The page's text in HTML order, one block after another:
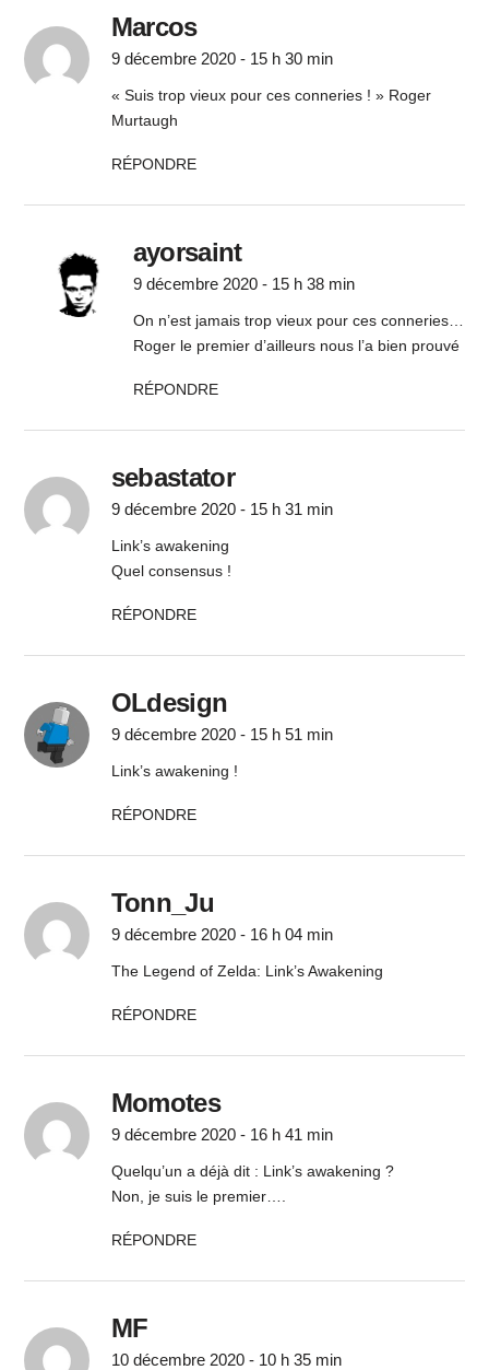
Marcos
9 décembre 2020 - 15 h 30 min
« Suis trop vieux pour ces conneries ! » Roger
Murtaugh
RÉPONDRE
ayorsaint
9 décembre 2020 - 15 h 38 min
On n’est jamais trop vieux pour ces conneries…
Roger le premier d’ailleurs nous l’a bien prouvé
RÉPONDRE
sebastator
9 décembre 2020 - 15 h 31 min
Link’s awakening
Quel consensus !
RÉPONDRE
OLdesign
9 décembre 2020 - 15 h 51 min
Link’s awakening !
RÉPONDRE
Tonn_Ju
9 décembre 2020 - 16 h 04 min
The Legend of Zelda: Link’s Awakening
RÉPONDRE
Momotes
9 décembre 2020 - 16 h 41 min
Quelqu’un a déjà dit : Link’s awakening ?
Non, je suis le premier….
RÉPONDRE
MF
10 décembre 2020 - 10 h 35 min